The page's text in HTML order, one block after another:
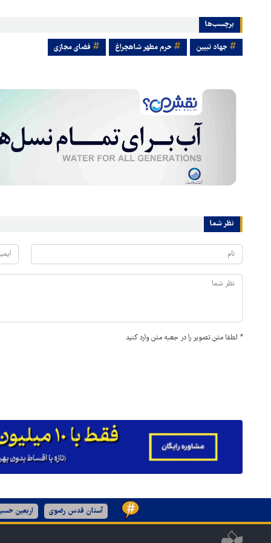
برچسب‌ها
جهاد تبیین حرم مطهر شاهچراغ فضای مجازی
نظر شما
* لطفا متن تصویر را در جعبه متن وارد کنید
آستان قدس رضوی اربعین